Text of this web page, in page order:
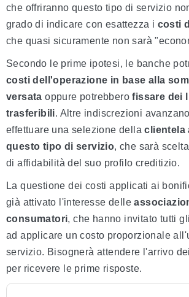
che offriranno questo tipo di servizio
grado di indicare con esattezza i costi
che quasi sicuramente non sarà
Secondo le prime ipotesi, le banche
costi dell'operazione in base alla
versata oppure potrebberofissare dei
trasferibili. Altre indiscrezioni
effettuare una selezione dellaclientela
questo tipo di servizio, che sarà
di affidabilità del suo profilo creditizio.
La questione dei costi applicati ai
già attivato l'interesse delle
consumatori, che hanno invitato tutti
ad applicare un costo proporzionale
servizio. Bisognerà attendere l'arrivo
per ricevere le prime risposte.